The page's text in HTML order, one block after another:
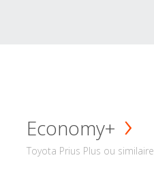
Economy+
Toyota Prius Plus ou similaire